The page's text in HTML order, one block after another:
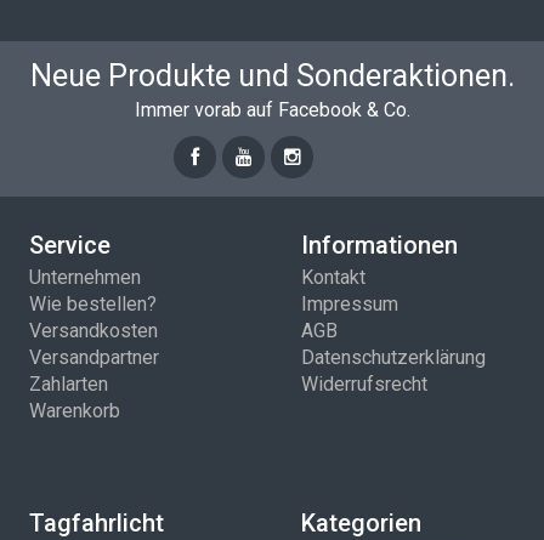
Neue Produkte und Sonderaktionen.
Immer vorab auf Facebook & Co.
Service
Unternehmen
Wie bestellen?
Versandkosten
Versandpartner
Zahlarten
Warenkorb
Informationen
Kontakt
Impressum
AGB
Datenschutzerklärung
Widerrufsrecht
Tagfahrlicht Kategorien